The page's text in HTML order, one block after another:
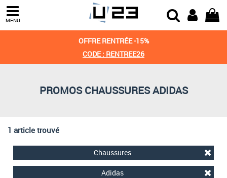
MENU
OFFRE RENTRÉE -15%
CODE : RENTREE26
PROMOS CHAUSSURES ADIDAS
1 article trouvé
Chaussures
Adidas
Trier par
Derniers arrivages
Meilleures remises